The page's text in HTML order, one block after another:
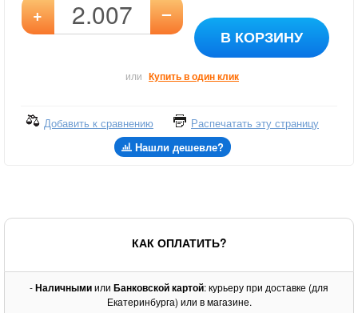
+ –
В КОРЗИНУ
или Купить в один клик
Добавить к сравнению
Распечатать эту страницу
Нашли дешевле?
КАК ОПЛАТИТЬ?
-Наличнымиили Банковской картой: курьеру при доставке (для
Екатеринбурга) или в магазине.